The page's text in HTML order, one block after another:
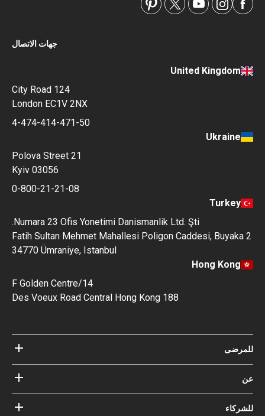
جهات الاتصال
United Kingdom
124 City Road
London EC1V 2NX
4-474-414-471-50
Ukraine
Polova Street 21
Kyiv 03056
0-800-21-21-08
Turkey
Numara 23 Ofis Yonetimi Danismanlik Ltd. Şti.
Fatih Sultan Mehmet Mahallesi Poligon Caddesi, Buyaka 2
34770 Ümraniye, Istanbul
Hong Kong
14/F Golden Centre
188 Des Voeux Road Central Hong Kong
للمرضى
مستشفيات
مدونة
عن
عن Bookimed
للشركاء